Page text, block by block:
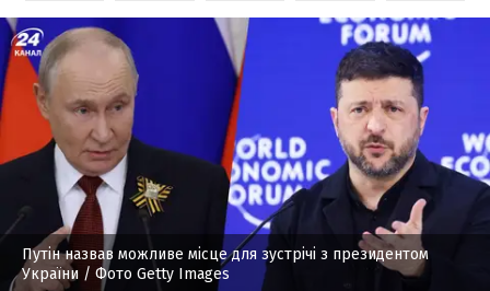
Путін назвав можливе місце для зустрічі з президентом
України / Фото Getty Images